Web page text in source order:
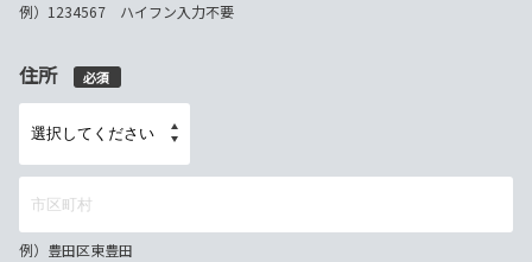
例）1234567 ハイフン入力不要
住所 必須
例）豊田区東豊田